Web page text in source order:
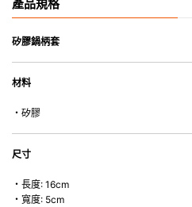
• 不會容易吸取食物氣味。
產品規格
矽膠鍋柄套
材料
・矽膠
尺寸
・長度: 16cm
・寬度: 5cm